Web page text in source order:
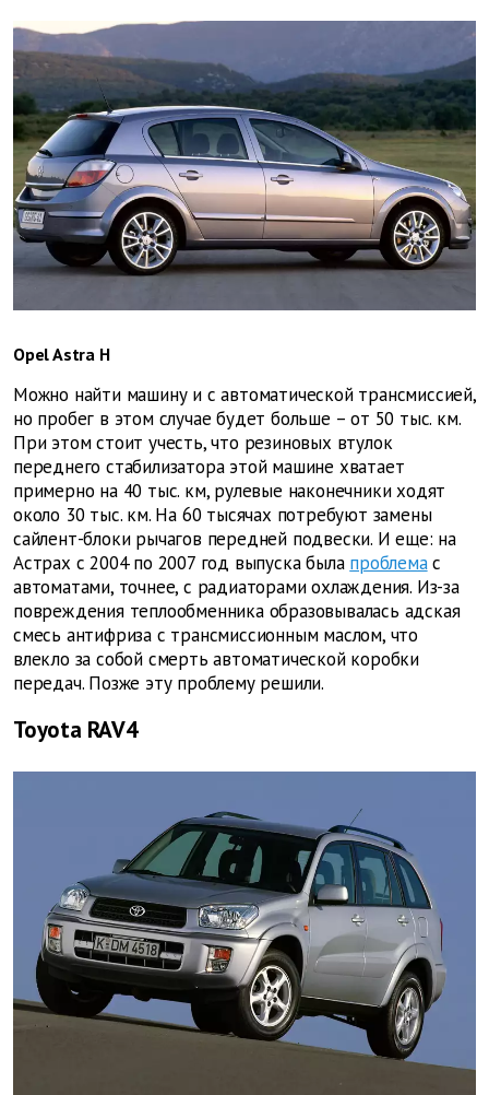
Opel Astra H
Можно найти машину и с автоматической трансмиссией,
но пробег в этом случае будет больше – от 50 тыс. км.
При этом стоит учесть, что резиновых втулок
переднего стабилизатора этой машине хватает
примерно на 40 тыс. км, рулевые наконечники ходят
около 30 тыс. км. На 60 тысячах потребуют замены
сайлент-блоки рычагов передней подвески. И еще: на
Астрах с 2004 по 2007 год выпуска была проблемас
автоматами, точнее, с радиаторами охлаждения. Из-за
повреждения теплообменника образовывалась адская
смесь антифриза с трансмиссионным маслом, что
влекло за собой смерть автоматической коробки
передач. Позже эту проблему решили.
Toyota RAV4